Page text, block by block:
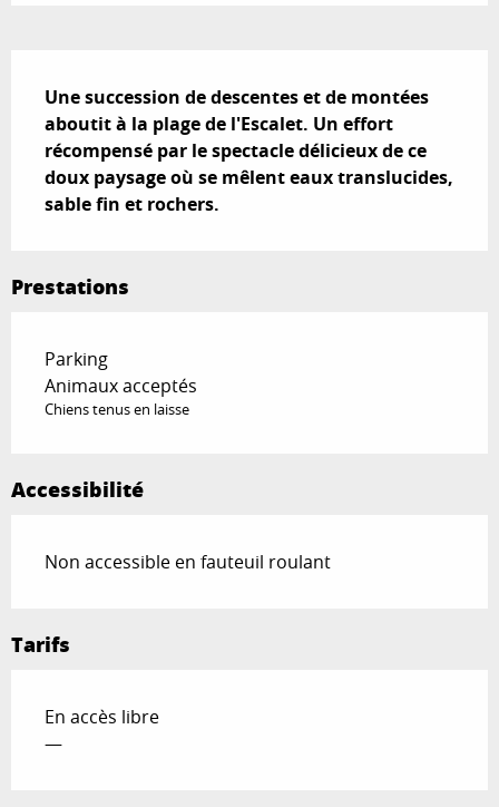
Une succession de descentes et de montées
aboutit à la plage de l'Escalet. Un effort
récompensé par le spectacle délicieux de ce
doux paysage où se mêlent eaux translucides,
sable fin et rochers.
Prestations
Parking
Animaux acceptés
Chiens tenus en laisse
Accessibilité
Non accessible en fauteuil roulant
Tarifs
En accès libre
—